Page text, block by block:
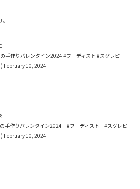
手作りバレンタイン2024 #フーディスト #スグレピ
February 10, 2024
手作りバレンタイン2024 #フーディスト #スグレピ
February 10, 2024